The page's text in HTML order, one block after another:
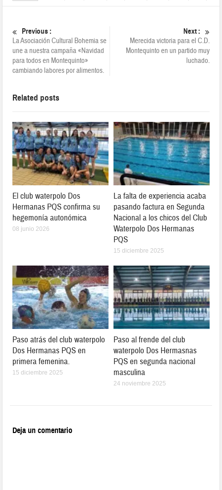
La Asociación Cultural Bohemia se
une a nuestra campaña «Navidad
para todos en Montequinto»
cambiando labores por alimentos.
Merecida victoria para el C.D.
Montequinto en un partido muy
luchado.
El club waterpolo Dos
Hermanas PQS confirma su
hegemonía autonómica
08 junio 2026
La falta de experiencia acaba
pasando factura en Segunda
Nacional a los chicos del Club
Waterpolo Dos Hermanas
PQS
15 diciembre 2025
Paso atrás del club waterpolo
Dos Hermanas PQS en
primera femenina.
15 diciembre 2025
Paso al frende del club
waterpolo Dos Hermasnas
PQS en segunda nacional
masculina
24 noviembre 2025